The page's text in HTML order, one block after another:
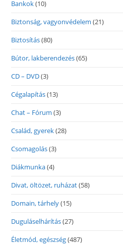
Bankok(10)
Biztonság, vagyonvédelem (21)
Biztosítás(80)
Bútor, lakberendezés(65)
CD – DVD(3)
Cégalapítás(13)
Chat – Fórum (3)
Család, gyerek(28)
Csomagolás(3)
Diákmunka(4)
Divat, öltözet, ruházat(58)
Domain, tárhely(15)
Duguláselhárítás(27)
Életmód, egészség(487)